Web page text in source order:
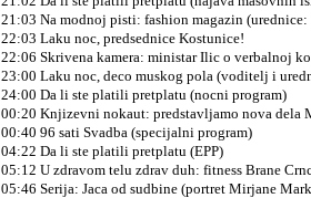
21:03 Na modnoj pisti: fashion magazin
22:03 Laku noc, predsednice Kostunice!
22:06 Skrivena kamera: ministar Ilic o verbalnoj
23:00 Laku noc, deco muskog pola (voditelj i
24:00 Da li ste platili pretplatu (nocni program)
00:20 Knjizevni nokaut: predstavljamo nova
00:40 96 sati Svadba (specijalni program)
04:22 Da li ste platili pretplatu (EPP)
05:12 U zdravom telu zdrav duh: fitness Brane
05:46 Serija: Jaca od sudbine (portret Mirjane